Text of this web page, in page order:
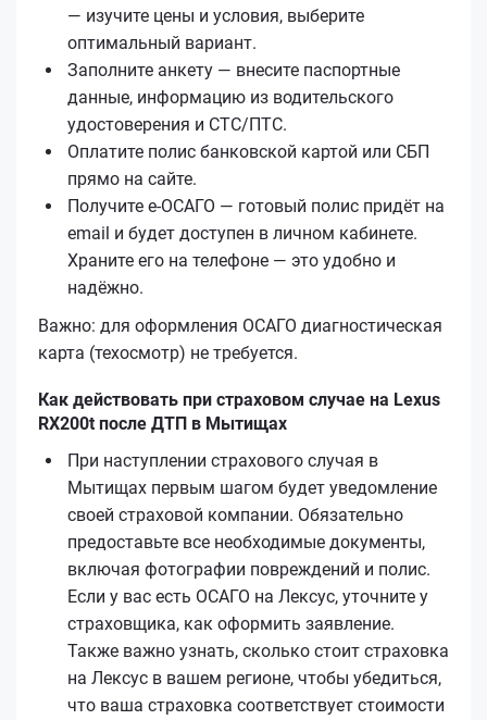
— изучите цены и условия, выберите
оптимальный вариант.
Заполните анкету — внесите паспортные
данные, информацию из водительского
удостоверения и СТС/ПТС.
Оплатите полис банковской картой или СБП
прямо на сайте.
Получите е‑ОСАГО — готовый полис придёт на
email и будет доступен в личном кабинете.
Храните его на телефоне — это удобно и
надёжно.
Важно: для оформления ОСАГО диагностическая
карта (техосмотр) не требуется.
Как действовать при страховом случае на Lexus
RX200t после ДТП в Мытищах
При наступлении страхового случая в
Мытищах первым шагом будет уведомление
своей страховой компании. Обязательно
предоставьте все необходимые документы,
включая фотографии повреждений и полис.
Если у вас есть ОСАГО на Лексус, уточните у
страховщика, как оформить заявление.
Также важно узнать, сколько стоит страховка
на Лексус в вашем регионе, чтобы убедиться,
что ваша страховка соответствует стоимости